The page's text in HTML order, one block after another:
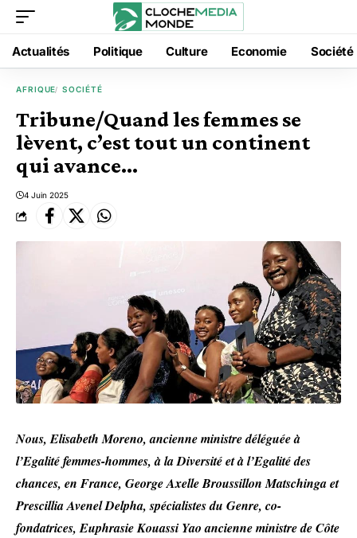
Actualités Politique Culture Economie Société
AFRIQUE SOCIÉTÉ
Tribune/Quand les femmes se
lèvent, c’est tout un continent
qui avance…
4 Juin 2025
Nous, Elisabeth Moreno, ancienne ministre déléguée à
l’Egalité femmes-hommes, à la Diversité et à l’Egalité des
chances, en France, George Axelle Broussillon Matschinga et
Prescillia Avenel Delpha, spécialistes du Genre, co-
fondatrices, Euphrasie Kouassi Yao ancienne ministre de Côte